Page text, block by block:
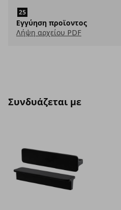
Eγγύηση προϊοντος
Λήψη αρχείου PDF
Συνδυάζεται με